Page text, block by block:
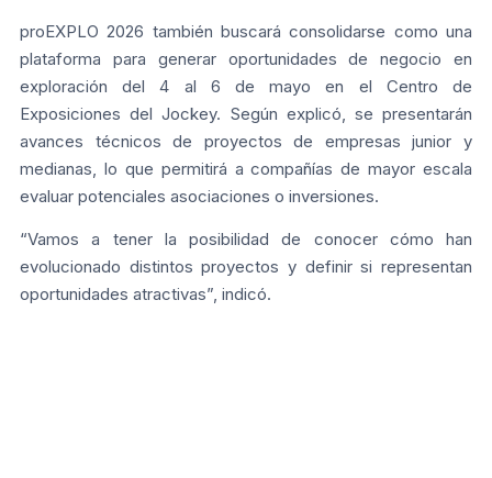
proEXPLO 2026 también buscará consolidarse como una
plataforma para generar oportunidades de negocio en
exploración del 4 al 6 de mayo en el Centro de
Exposiciones del Jockey. Según explicó, se presentarán
avances técnicos de proyectos de empresas junior y
medianas, lo que permitirá a compañías de mayor escala
evaluar potenciales asociaciones o inversiones.
“Vamos a tener la posibilidad de conocer cómo han
evolucionado distintos proyectos y definir si representan
oportunidades atractivas”, indicó.